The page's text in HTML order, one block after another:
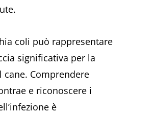
coli può rappresentare
significativa per la
cane. Comprendere
e riconoscere i
è